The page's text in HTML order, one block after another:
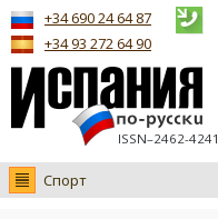
ISSN–2462-4241
+34 690 24 64 87
+34 93 272 64 90
Спорт
Новости